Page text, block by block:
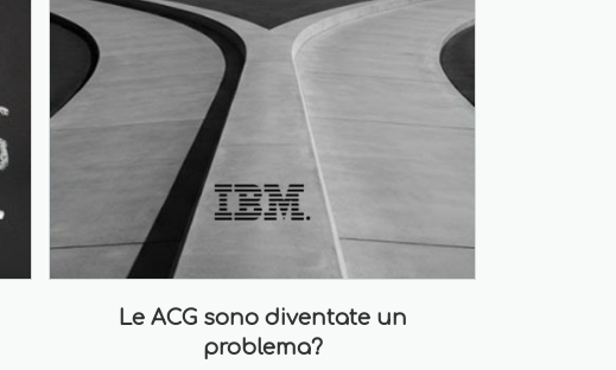
Le ACG sono diventate un
problema?